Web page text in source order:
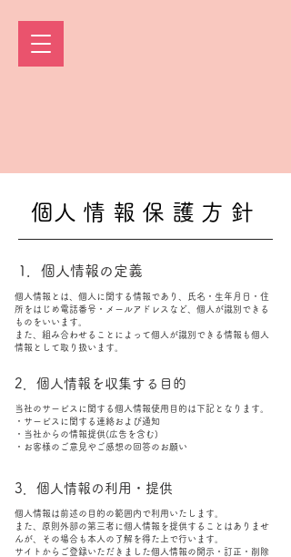
​個人情報保護方針
1．個人情報の定義
個人情報とは、個人に関する情報であり、氏名・生年月日・住
所をはじめ電話番号・メールアドレスなど、個人が識別できる
ものをいいます。
また、組み合わせることによって個人が識別できる情報も個人
情報として取り扱います。
2．個人情報を収集する目的
当社のサービスに関する個人情報使用目的は下記となります。
・サービスに関する連絡および通知
・当社からの情報提供(広告を含む)
・お客様のご意見やご感想の回答のお願い
3．個人情報の利用・提供
個人情報は前述の目的の範囲内で利用いたします。
また、原則外部の第三者に個人情報を提供することはありませ
んが、その場合も本人の了解を得た上で行います。
サイトからご登録いただきました個人情報の開示・訂正・削除